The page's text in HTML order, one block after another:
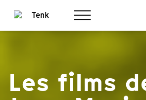
Les films